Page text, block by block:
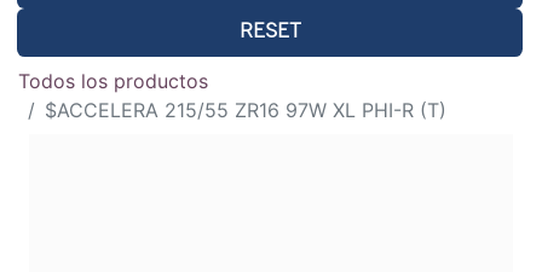
RESET
Todos los productos
$ACCELERA 215/55 ZR16 97W XL PHI-R (T)